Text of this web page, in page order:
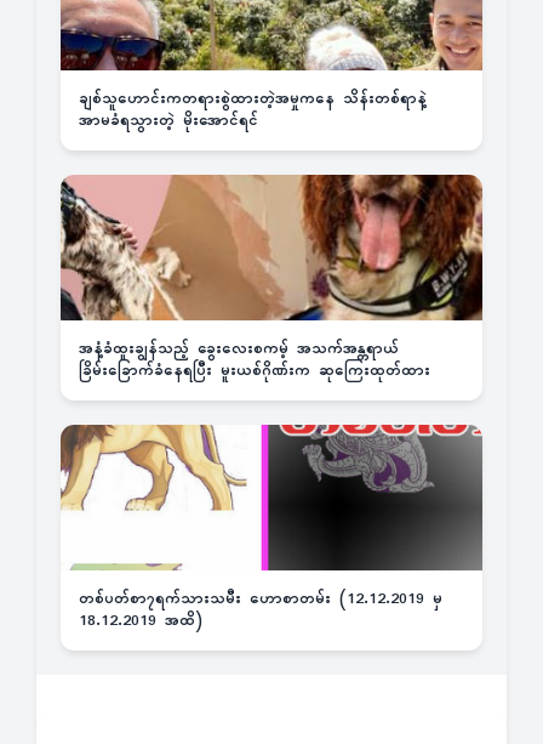
ချစ်သူဟောင်းကတရားစွဲထားတဲ့အမှုကနေ သိန်းတစ်ရာနဲ့
အာမခံရသွားတဲ့ မိုးအောင်ရင်
အနံ့ခံထူးချွန်သည့် ခွေးလေးစကမ့် အသက်အန္တရာယ်
ခြိမ်းခြောက်ခံနေရပြီး မူးယစ်ဂိုဏ်းက ဆုကြေးထုတ်ထား
တစ်ပတ်စာ၇ရက်သားသမီး ဟောစာတမ်း (12.12.2019 မှ
18.12.2019 အထိ)